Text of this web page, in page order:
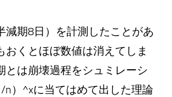
減期8日）を計測したことがあ
おくとほぼ数値は消えてしま
とは崩壊過程をシュミレーシ
n）^xに当てはめて出した理論